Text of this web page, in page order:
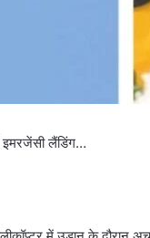
इमरजेंसी लैंडिंग…